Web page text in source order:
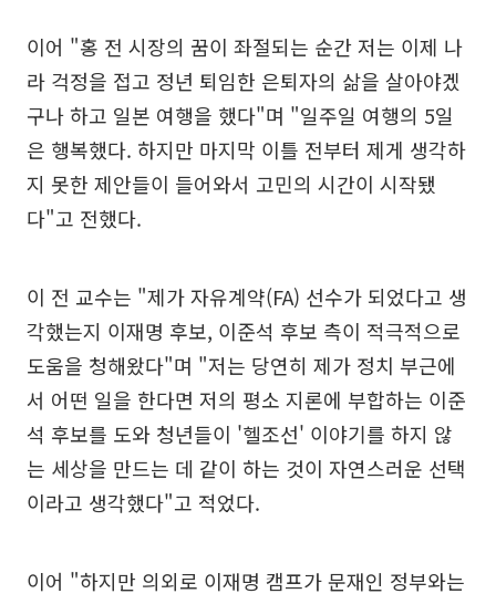
이어 "홍 전 시장의 꿈이 좌절되는 순간 저는 이제 나
라 걱정을 접고 정년 퇴임한 은퇴자의 삶을 살아야겠
구나 하고 일본 여행을 했다"며 "일주일 여행의 5일
은 행복했다. 하지만 마지막 이틀 전부터 제게 생각하
지 못한 제안들이 들어와서 고민의 시간이 시작됐
다"고 전했다.
이 전 교수는 "제가 자유계약(FA) 선수가 되었다고 생
각했는지 이재명 후보, 이준석 후보 측이 적극적으로
도움을 청해왔다"며 "저는 당연히 제가 정치 부근에
서 어떤 일을 한다면 저의 평소 지론에 부합하는 이준
석 후보를 도와 청년들이 '헬조선' 이야기를 하지 않
는 세상을 만드는 데 같이 하는 것이 자연스러운 선택
이라고 생각했다"고 적었다.
이어 "하지만 의외로 이재명 캠프가 문재인 정부와는